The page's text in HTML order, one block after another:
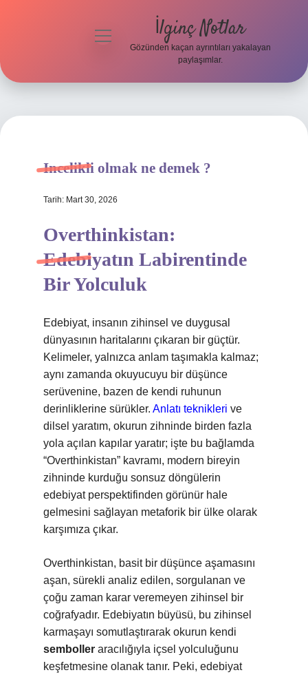
menüyü
İlginç Notlar
Gözünden kaçan ayrıntıları yakalayan
paylaşımlar.
Incelikli olmak ne demek ?
Tarih: Mart 30, 2026
Overthinkistan:
Edebiyatın Labirentinde
Bir Yolculuk
Edebiyat, insanın zihinsel ve duygusal
dünyasının haritalarını çıkaran bir güçtür.
Kelimeler, yalnızca anlam taşımakla kalmaz;
aynı zamanda okuyucuyu bir düşünce
serüvenine, bazen de kendi ruhunun
derinliklerine sürükler. Anlatı teknikleri ve
dilsel yaratım, okurun zihninde birden fazla
yola açılan kapılar yaratır; işte bu bağlamda
“Overthinkistan” kavramı, modern bireyin
zihninde kurduğu sonsuz döngülerin
edebiyat perspektifinden görünür hale
gelmesini sağlayan metaforik bir ülke olarak
karşımıza çıkar.
Overthinkistan, basit bir düşünce aşamasını
aşan, sürekli analiz edilen, sorgulanan ve
çoğu zaman karar veremeyen zihinsel bir
coğrafyadır. Edebiyatın büyüsü, bu zihinsel
karmaşayı somutlaştırarak okurun kendi
semboller aracılığıyla içsel yolculuğunu
keşfetmesine olanak tanır. Peki, edebiyat